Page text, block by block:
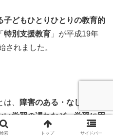
子どもひとりひとりの教育的
特別支援教育 」が平成19年
されました。
は、
障害のある・なしに関わ
い学習の遅れなど、学習に困
となる
と考えられていま
検索 トップ サイドバー